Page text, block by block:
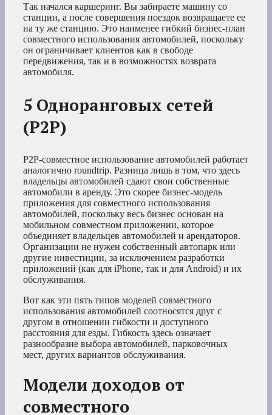
Так начался каршеринг. Вы забираете машину со
станции, а после совершения поездок возвращаете ее
на ту же станцию. Это наименее гибкий бизнес-план
совместного использования автомобилей, поскольку
он ограничивает клиентов как в свободе
передвижения, так и в возможностях возврата
автомобиля.
5 Одноранговых сетей
(P2P)
P2P-совместное использование автомобилей работает
аналогично roundtrip. Разница лишь в том, что здесь
владельцы автомобилей сдают свои собственные
автомобили в аренду. Это скорее бизнес-модель
приложения для совместного использования
автомобилей, поскольку весь бизнес основан на
мобильном совместном приложении, которое
объединяет владельцев автомобилей и арендаторов.
Организации не нужен собственный автопарк или
другие инвестиции, за исключением разработки
приложений (как для iPhone, так и для Android) и их
обслуживания.
Вот как эти пять типов моделей совместного
использования автомобилей соотносятся друг с
другом в отношении гибкости и доступного
расстояния для езды. Гибкость здесь означает
разнообразие выбора автомобилей, парковочных
мест, других вариантов обслуживания.
Модели доходов от
совместного